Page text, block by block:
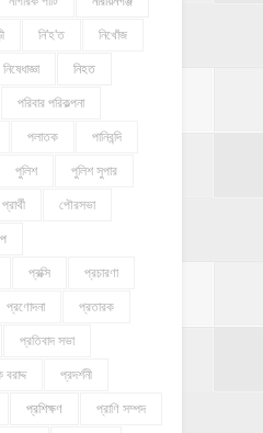
নি'হ'ত নিখোঁজ
নিষেধাজ্ঞা নিহত
পরিবার পরিকল্পনা
পলাতক পানিবন্দি
পুলিশ পুলিশ সুপার
পৌরসভা
প্রক্সি প্রচারণা
প্রণোদনা প্রতারক
প্রতিবাদ সভা
প্রদর্শনী
প্রশিক্ষণ প্রাণি সম্পদ